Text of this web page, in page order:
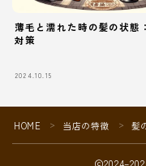
薄毛と濡れた時の髪の状態
対策
2024.10.15
HOME ＞ 当店の特徴 ＞ 髪